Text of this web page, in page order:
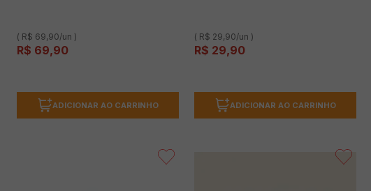
( R$ 69,90/un )
R$ 69,90
ADICIONAR AO CARRINHO
( R$ 29,90/un )
R$ 29,90
ADICIONAR AO CARRINHO